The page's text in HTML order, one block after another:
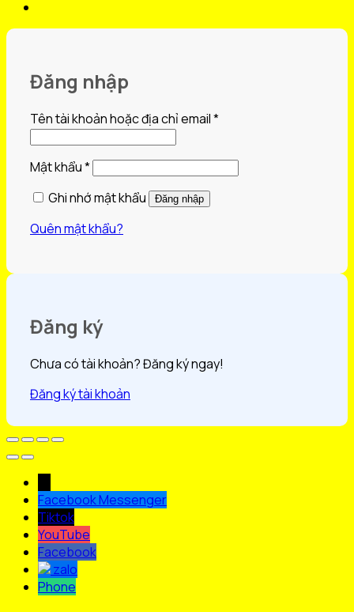
Đăng nhập
Tên tài khoản hoặc địa chỉ email*Bắt
Mật khẩu*Bắt
Ghi nhớ mật khẩu
Đăng nhập
Quên mật khẩu?
Đăng ký
Chưa có tài khoản? Đăng ký ngay!
Đăng ký tài khoản
Facebook Messenger
Tiktok
YouTube
Facebook
zalo
Phone